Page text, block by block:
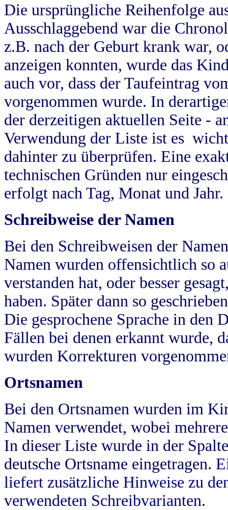
Die ursprüngliche Reihenfolge
Ausschlaggebend war die
z.B. nach der Geburt krank war,
anzeigen konnten, wurde das
auch vor, dass der Taufeintrag
vorgenommen wurde. In
der derzeitigen aktuellen Seite -
Verwendung der Liste ist es
dahinter zu überprüfen. Eine
technischen Gründen nur
erfolgt nach Tag, Monat und Jahr.
Schreibweise der Namen
Bei den Schreibweisen der
Namen wurden offensichtlich so
verstanden hat, oder besser
haben. Später dann so
Die gesprochene Sprache in
Fällen bei denen erkannt wurde,
wurden Korrekturen
Ortsnamen
Bei den Ortsnamen wurden im
Namen verwendet, wobei
In dieser Liste wurde in der
deutsche Ortsname eingetragen.
liefert zusätzliche Hinweise zu
verwendeten Schreibvarianten.